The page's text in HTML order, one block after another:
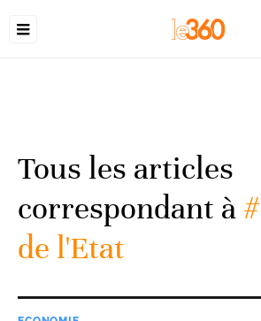
Tous les articles
correspondant à
de l'Etat